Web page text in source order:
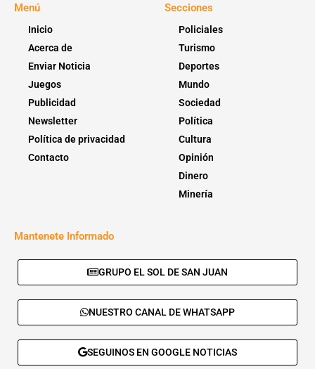
Menú
Inicio
Acerca de
Enviar Noticia
Juegos
Publicidad
Newsletter
Política de privacidad
Contacto
Secciones
Policiales
Turismo
Deportes
Mundo
Sociedad
Política
Cultura
Opinión
Dinero
Minería
Mantenete Informado
GRUPO EL SOL DE SAN JUAN
NUESTRO CANAL DE WHATSAPP
SEGUINOS EN GOOGLE NOTICIAS